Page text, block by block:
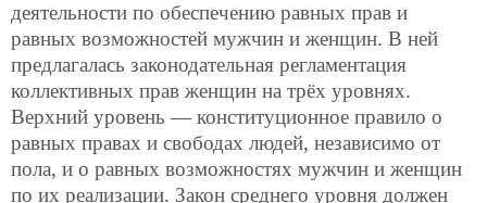
деятельности по обеспечению равных прав и
равных возможностей мужчин и женщин. В ней
предлагалась законодательная регламентация
коллективных прав женщин на трёх уровнях.
Верхний уровень — конституционное правило о
равных правах и свободах людей, независимо от
пола, и о равных возможностях мужчин и женщин
по их реализации. Закон среднего уровня должен